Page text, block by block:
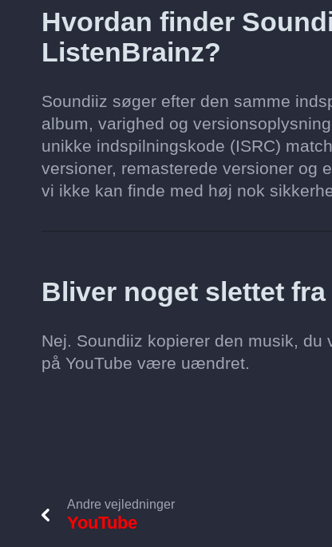
Hvordan finder
ListenBrainz?
Soundiiz søger efter den samme
album, varighed og
unikke indspilningskode (ISRC)
versioner, remasterede versioner og
vi ikke kan finde med høj nok
Bliver noget slettet
Nej. Soundiiz kopierer den musik,
på YouTube være uændret.
Andre vejledninger
YouTube